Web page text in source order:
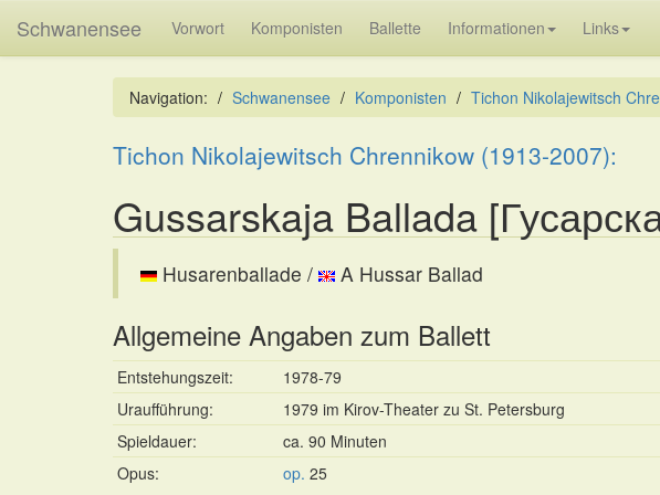
Schwanensee Vorwort Komponisten Ballette Informationen Links
Navigation: Schwanensee Komponisten Tichon Nikolajewitsch
Tichon Nikolajewitsch Chrennikow (1913-2007):
Gussarskaja Ballada
Husarenballade / A Hussar Ballad
Allgemeine Angaben zum Ballett
Entstehungszeit:
1978-79
Uraufführung:
1979 im Kirov-Theater zu St. Petersburg
Spieldauer:
ca. 90 Minuten
Opus:
op. 25